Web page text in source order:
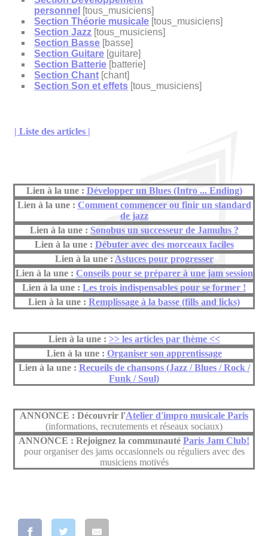
personnel [tous_musiciens]
Section Théorie musicale [tous_musiciens]
Section Jazz [tous_musiciens]
Section Basse [basse]
Section Guitare [guitare]
Section Batterie [batterie]
Section Chant [chant]
Section Son et effets [tous_musiciens]
| Liste des articles |
Lien à la une : Développer un Blues (Intro ... Ending)
Lien à la une : Comment commencer ou finir un standard
de jazz
Lien à la une : Sonobus un successeur de Jamulus ?
Lien à la une : Débuter avec des morceaux faciles
Lien à la une : Astuces pour progresser
Lien à la une : Conseils pour se préparer à une jam session
Lien à la une : Les trois indispensables pour se former !
Lien à la une : Remplissage à la basse (fills and licks)
Lien à la une : >> les articles par thème <<
Lien à la une : Organiser son apprentissage
Lien à la une : Recueils de chansons (Jazz / Blues / Rock /
Funk / Soul)
ANNONCE : Découvrir l'Atelier d'impro musicale Paris
(informations, recrutements et réseaux sociaux)
ANNONCE : Rejoignez la communauté Paris Jam Club!
pour organiser des jams occasionnels ou réguliers avec des
musiciens motivés